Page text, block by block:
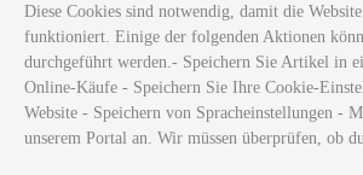
Diese Cookies sind notwendig, damit die
funktioniert. Einige der folgenden Aktionen
durchgeführt werden.- Speichern Sie Artikel in
Online-Käufe - Speichern Sie Ihre Cookie-
Website - Speichern von Spracheinstellungen -
unserem Portal an. Wir müssen überprüfen, ob